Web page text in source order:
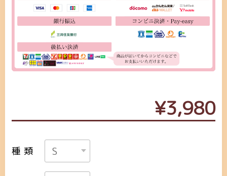
¥3,980
種類